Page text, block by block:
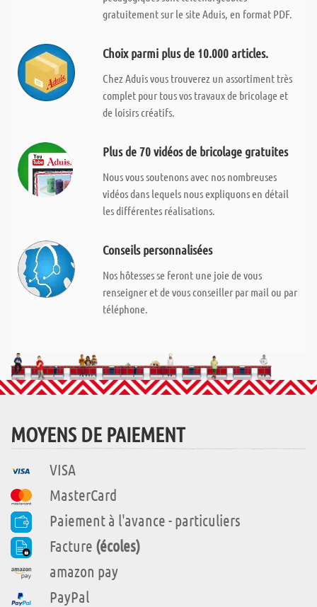
gratuitement sur le site Aduis, en format PDF.
Choix parmi plus de 10.000 articles.
Chez Aduis vous trouverez un assortiment très
complet pour tous vos travaux de bricolage et
de loisirs créatifs.
Plus de 70 vidéos de bricolage gratuites
Nous vous soutenons avec nos nombreuses
vidéos dans lequels nous expliquons en détail
les différentes réalisations.
Conseils personnalisées
Nos hôtesses se feront une joie de vous
renseigner et de vous conseiller par mail ou par
téléphone.
MOYENS DE PAIEMENT
VISA
MasterCard
Paiement à l'avance - particuliers
Facture (écoles)
amazon pay
PayPal